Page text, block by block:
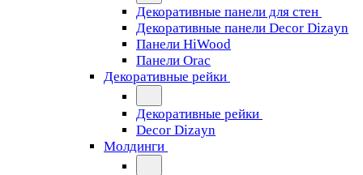
Декоративные панели для стен
Декоративные панели Decor Dizayn
Панели HiWood
Панели Orac
Декоративные рейки
Декоративные рейки
Decor Dizayn
Молдинги